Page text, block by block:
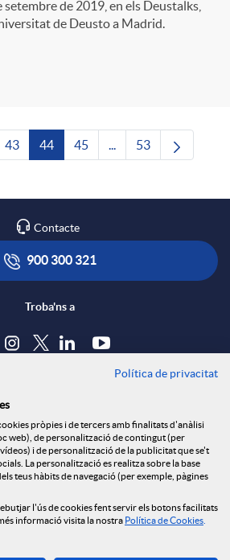
de 2019, en els Deustalks,
de Deusto a Madrid.
intermèdies Utilitzeu TAB per
Pàgina
43 Pàgina
44 Pàgina
45 ...Pàgines intermèdies
Pàgina
53
Contacte
900 300 321
Troba'ns a
Política de cookies
Avís legal
Seguretat Online
Canal denúncies
Política de privacitat
pròpies i de tercers amb finalitats d'anàlisi
web), de personalització de contingut (per
i de personalització de la publicitat que se't
La personalització es realitza sobre la base
teus hàbits de navegació (per exemple, pàgines
l'ús de cookies fent servir els botons facilitats
informació visita la nostra Política de Cookies